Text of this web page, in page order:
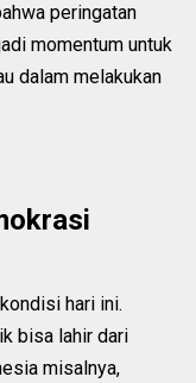
peringatan
momentum untuk
dalam melakukan
hari ini.
bisa lahir dari
misalnya,